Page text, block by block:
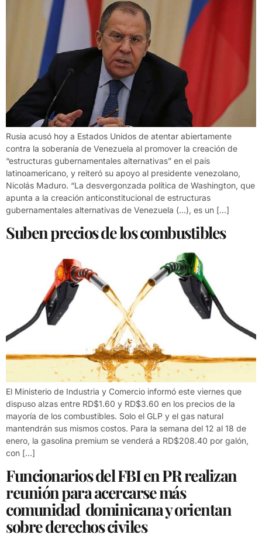
Rusia acusó hoy a Estados Unidos de atentar abiertamente
contra la soberanía de Venezuela al promover la creación de
“estructuras gubernamentales alternativas” en el país
latinoamericano, y reiteró su apoyo al presidente venezolano,
Nicolás Maduro. “La desvergonzada política de Washington, que
apunta a la creación anticonstitucional de estructuras
gubernamentales alternativas de Venezuela (…), es un […]
Suben precios de los combustibles
El Ministerio de Industria y Comercio informó este viernes que
dispuso alzas entre RD$1.60 y RD$3.60 en los precios de la
mayoría de los combustibles. Solo el GLP y el gas natural
mantendrán sus mismos costos. Para la semana del 12 al 18 de
enero, la gasolina premium se venderá a RD$208.40 por galón,
con […]
Funcionarios del FBI en PR realizan
reunión para acercarse más
comunidad dominicana y orientan
sobre derechos civiles